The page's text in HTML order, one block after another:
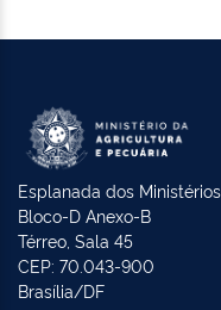
Esplanada dos Ministérios
Bloco-D Anexo-B
Térreo, Sala 45
CEP: 70.043-900
Brasília/DF